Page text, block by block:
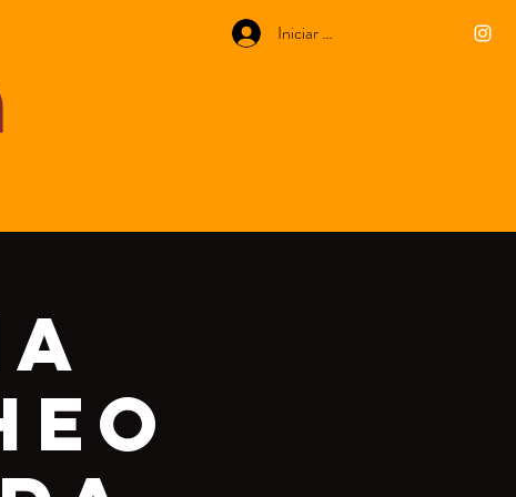
Iniciar sesión